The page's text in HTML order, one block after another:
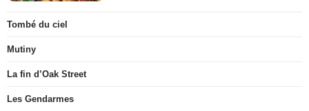
Tombé du ciel
Mutiny
La fin d’Oak Street
Les Gendarmes